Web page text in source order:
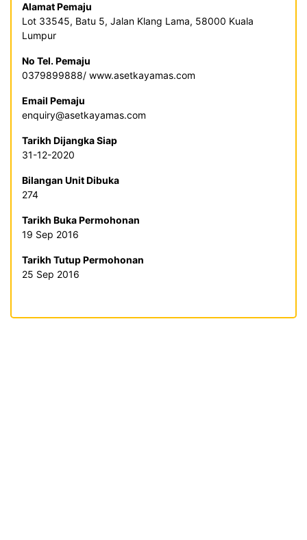
Alamat Pemaju
Lot 33545, Batu 5, Jalan Klang Lama, 58000 Kuala
Lumpur
No Tel. Pemaju
0379899888/ www.asetkayamas.com
Email Pemaju
enquiry@asetkayamas.com
Tarikh Dijangka Siap
31-12-2020
Bilangan Unit Dibuka
274
Tarikh Buka Permohonan
19 Sep 2016
Tarikh Tutup Permohonan
25 Sep 2016